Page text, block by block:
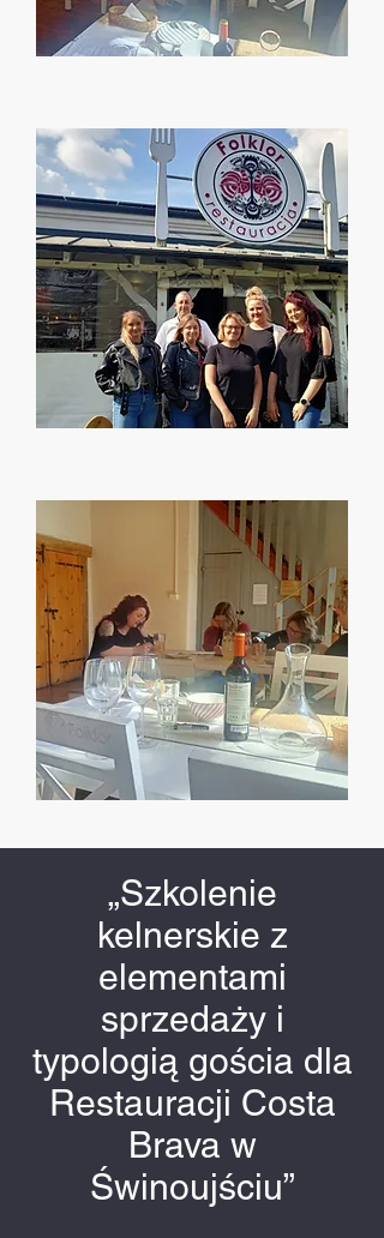
„Szkolenie
kelnerskie z
elementami
sprzedaży i
typologią gościa dla
Restauracji Costa
Brava w
Świnoujściu”